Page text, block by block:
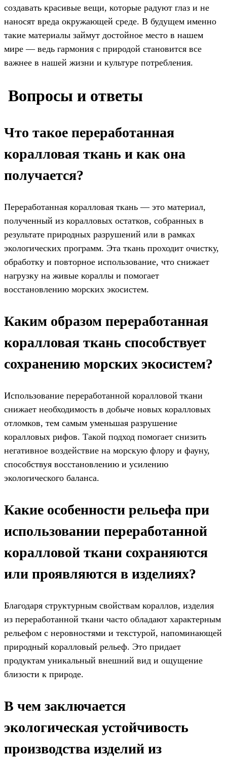
создавать красивые вещи, которые радуют глаз и не
наносят вреда окружающей среде. В будущем именно
такие материалы займут достойное место в нашем
мире — ведь гармония с природой становится все
важнее в нашей жизни и культуре потребления.
️ Вопросы и ответы
Что такое переработанная
коралловая ткань и как она
получается?
Переработанная коралловая ткань — это материал,
полученный из коралловых остатков, собранных в
результате природных разрушений или в рамках
экологических программ. Эта ткань проходит очистку,
обработку и повторное использование, что снижает
нагрузку на живые кораллы и помогает
восстановлению морских экосистем.
Каким образом переработанная
коралловая ткань способствует
сохранению морских экосистем?
Использование переработанной коралловой ткани
снижает необходимость в добыче новых коралловых
отломков, тем самым уменьшая разрушение
коралловых рифов. Такой подход помогает снизить
негативное воздействие на морскую флору и фауну,
способствуя восстановлению и усилению
экологического баланса.
Какие особенности рельефа при
использовании переработанной
коралловой ткани сохраняются
или проявляются в изделиях?
Благодаря структурным свойствам кораллов, изделия
из переработанной ткани часто обладают характерным
рельефом с неровностями и текстурой, напоминающей
природный коралловый рельеф. Это придает
продуктам уникальный внешний вид и ощущение
близости к природе.
В чем заключается
экологическая устойчивость
производства изделий из